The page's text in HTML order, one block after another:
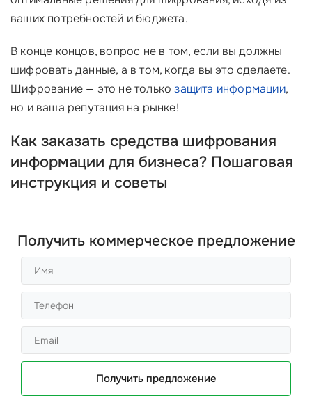
ваших потребностей и бюджета.
В конце концов, вопрос не в том, если вы должны
шифровать данные, а в том, когда вы это сделаете.
Шифрование — это не толькозащита информации,
но и ваша репутация на рынке!
Как заказать средства шифрования
информации для бизнеса? Пошаговая
инструкция и советы
Получить коммерческое предложение
Получить предложение